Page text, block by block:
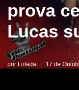
prova
Lucas
por Lolada 17 de